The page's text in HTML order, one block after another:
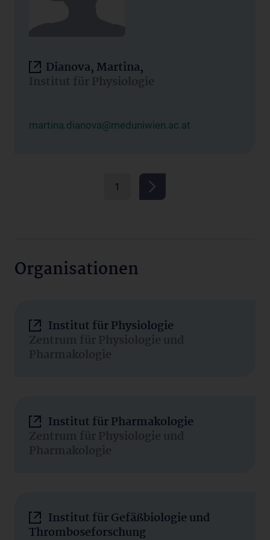
Dianova, Martina,
Institut für Physiologie
martina.dianova@meduniwien.ac.at
1
Organisationen
Institut für Physiologie
Zentrum für Physiologie und
Pharmakologie
Institut für Pharmakologie
Zentrum für Physiologie und
Pharmakologie
Institut für Gefäßbiologie und
Thromboseforschung